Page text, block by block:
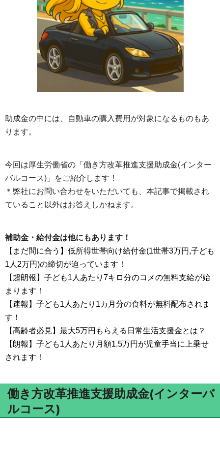
助成金の中には、自動車の購入費用が対象になるものもあ
ります。
今回は厚生労働省の「働き方改革推進支援助成金(インター
バルコース)」をご紹介します！
＊弊社にお問い合わせをいただいても、本記事で掲載され
ていること以外はお答えしかねます。
補助金・給付金は他にもあります！
【まだ間に合う】低所得世帯向け給付金(1世帯3万円,子ども
1人2万円)の締切が迫っています！
【超朗報】子ども1人あたり7キロ分のコメの無料支給が始
まります！
【速報】子ども1人あたり1カ月分の食料が無料配布されま
す！
【高齢者必見】最大5万円もらえる日常生活支援金とは？
【朗報】子ども1人あたり月額1.5万円が児童手当に上乗せ
されます！
働き方改革推進支援助成金(インターバ
ルコース)